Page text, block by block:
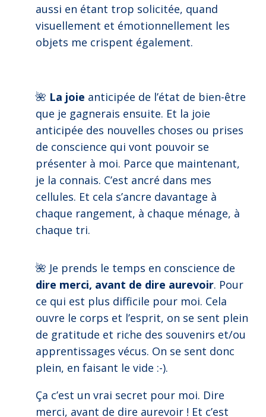
aussi en étant trop solicitée, quand
visuellement et émotionnellement les
objets me crispent également.
🌺 La joie anticipée de l’état de bien-être
que je gagnerais ensuite. Et la joie
anticipée des nouvelles choses ou prises
de conscience qui vont pouvoir se
présenter à moi. Parce que maintenant,
je la connais. C’est ancré dans mes
cellules. Et cela s’ancre davantage à
chaque rangement, à chaque ménage, à
chaque tri.
🌺 Je prends le temps en conscience de
dire merci, avant de dire aurevoir. Pour
ce qui est plus difficile pour moi. Cela
ouvre le corps et l’esprit, on se sent plein
de gratitude et riche des souvenirs et/ou
apprentissages vécus. On se sent donc
plein, en faisant le vide :-).
Ça c’est un vrai secret pour moi. Dire
merci, avant de dire aurevoir ! Et c’est